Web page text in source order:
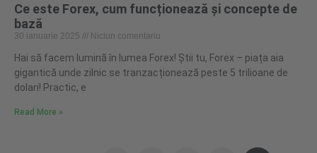
Ce este Forex, cum funcționează și concepte de
bază
30 ianuarie 2025 Niciun comentariu
Hai să facem lumină în lumea Forex! Știi tu, Forex – piața aia
gigantică unde zilnic se tranzacționează peste 5 trilioane de
dolari! Practic, e
Read More »